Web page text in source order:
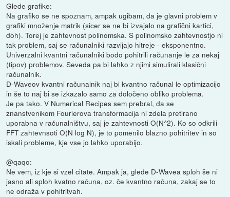
Glede grafike:
Na grafiko se ne spoznam, ampak ugibam, da je glavni problem v
grafiki množenje matrik (sicer se ne bi izvajalo na grafični kartici,
doh). Torej je zahtevnost polinomska. S polinomsko zahtevnostjo ni
tak problem, saj se računalniki razvijajo hitreje - eksponentno.
Univerzalni kvantni računalniki bodo pohitrili računanje le za nekaj
(tipov) problemov. Seveda pa bi lahko z njimi simulirali klasični
računalnik.
D-Waveov kvantni računalnik naj bi kvantno računal le optimizacijo
in še to naj bi se izkazalo samo za določeno obliko problema.
Je pa tako. V Numerical Recipes sem prebral, da se
znanstvenikom Fourierova transformacija ni zdela pretirano
uporabna v računalništvu, saj je zahtevnosti O(N^2). Ko so odkrili
FFT zahtevnsoti O(N log N), je to pomenilo blazno pohitritev in so
iskali probleme, kje vse jo lahko uporabijo.
@qaqo:
Ne vem, iz kje si vzel citate. Ampak ja, glede D-Wavea sploh še ni
jasno ali sploh kvatno računa, oz. če kvantno računa, zakaj se to
ne odraža v pohitritvah.